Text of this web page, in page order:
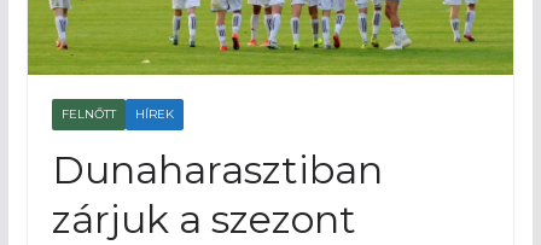
FELNŐTT HÍREK
Dunaharasztiban
zárjuk a szezont